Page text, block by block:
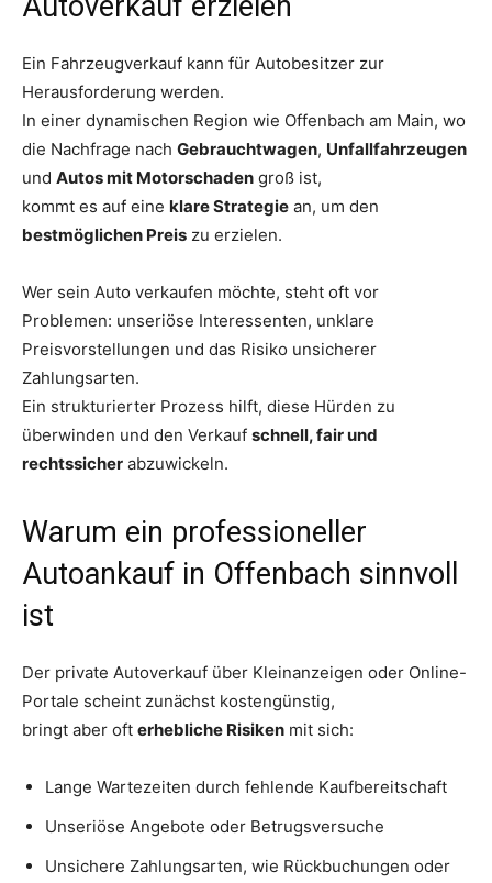
Ein Fahrzeugverkauf kann für Autobesitzer zur
Herausforderung werden.
In einer dynamischen Region wie Offenbach am Main, wo
die Nachfrage nach Gebrauchtwagen, Unfallfahrzeugen
und Autos mit Motorschaden groß ist,
kommt es auf eine klare Strategie an, um den
bestmöglichen Preis zu erzielen.
Wer sein Auto verkaufen möchte, steht oft vor
Problemen: unseriöse Interessenten, unklare
Preisvorstellungen und das Risiko unsicherer
Zahlungsarten.
Ein strukturierter Prozess hilft, diese Hürden zu
überwinden und den Verkauf schnell, fair und
rechtssicher abzuwickeln.
Warum ein professioneller
Autoankauf in Offenbach sinnvoll
ist
Der private Autoverkauf über Kleinanzeigen oder Online-
Portale scheint zunächst kostengünstig,
bringt aber oft erhebliche Risiken mit sich:
Lange Wartezeiten durch fehlende Kaufbereitschaft
Unseriöse Angebote oder Betrugsversuche
Unsichere Zahlungsarten, wie Rückbuchungen oder